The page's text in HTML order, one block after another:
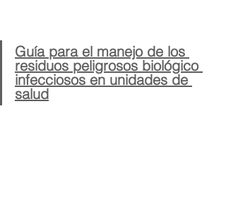
Guía para el manejo de los
residuos peligrosos biológico
infecciosos en unidades de
salud